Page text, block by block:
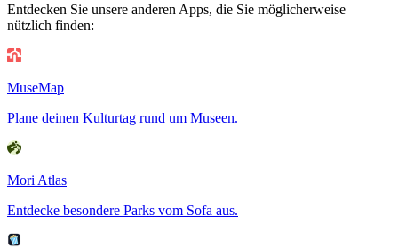
Entdecken Sie unsere anderen Apps, die Sie möglicherweise
nützlich finden:
MuseMap
Plane deinen Kulturtag rund um Museen.
Mori Atlas
Entdecke besondere Parks vom Sofa aus.